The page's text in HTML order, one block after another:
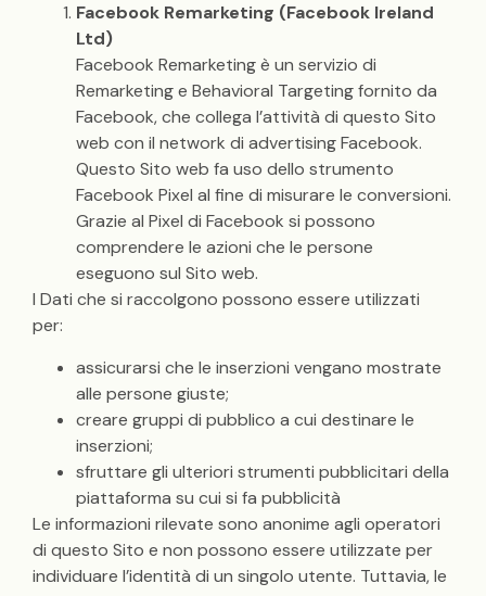
Facebook Remarketing (Facebook Ireland
Ltd)
Facebook Remarketing è un servizio di
Remarketing e Behavioral Targeting fornito da
Facebook, che collega l’attività di questo Sito
web con il network di advertising Facebook.
Questo Sito web fa uso dello strumento
Facebook Pixel al fine di misurare le conversioni.
Grazie al Pixel di Facebook si possono
comprendere le azioni che le persone
eseguono sul Sito web.
I Dati che si raccolgono possono essere utilizzati
per:
assicurarsi che le inserzioni vengano mostrate
alle persone giuste;
creare gruppi di pubblico a cui destinare le
inserzioni;
sfruttare gli ulteriori strumenti pubblicitari della
piattaforma su cui si fa pubblicità
Le informazioni rilevate sono anonime agli operatori
di questo Sito e non possono essere utilizzate per
individuare l’identità di un singolo utente. Tuttavia, le